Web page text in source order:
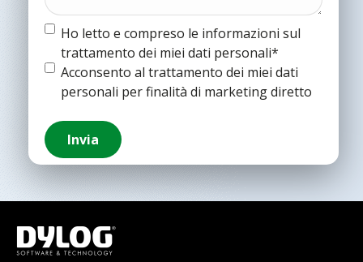
Termine
condizioni
Ho letto e compreso le informazioni sul
trattamento dei miei dati personali*
Termine
condizioni
Acconsento al trattamento dei miei dati
personali per finalità di marketing diretto
Invia